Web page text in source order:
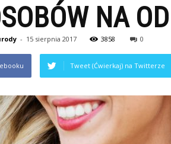
NA
- 15 sierpnia 2017 3858 0
Tweet (Ćwierkaj) na Twitterze